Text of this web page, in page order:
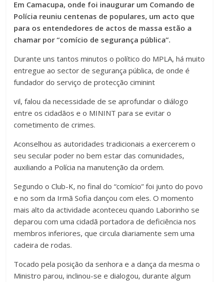
Em Camacupa, onde foi inaugurar um Comando de
Polícia reuniu centenas de populares, um acto que
para os entendedores de actos de massa estão a
chamar por “comício de segurança pública”.
Durante uns tantos minutos o político do MPLA, há muito
entregue ao sector de segurança pública, de onde é
fundador do serviço de protecção ciminint
vil, falou da necessidade de se aprofundar o diálogo
entre os cidadãos e o MININT para se evitar o
cometimento de crimes.
Aconselhou as autoridades tradicionais a exercerem o
seu secular poder no bem estar das comunidades,
auxiliando a Polícia na manutenção da ordem.
Segundo o Club-K, no final do “comício” foi junto do povo
e no som da Irmã Sofia dançou com eles. O momento
mais alto da actividade aconteceu quando Laborinho se
deparou com uma cidadã portadora de deficiência nos
membros inferiores, que circula diariamente sem uma
cadeira de rodas.
Tocado pela posição da senhora e a dança da mesma o
Ministro parou, inclinou-se e dialogou, durante algum